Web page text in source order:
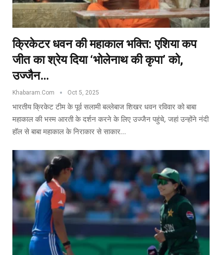
क्रिकेटर धवन की महाकाल भक्ति: एशिया कप
जीत का श्रेय दिया ‘भोलेनाथ की कृपा’ को,
उज्जैन…
Khabaram.Com Oct 5, 2025
भारतीय क्रिकेट टीम के पूर्व सलामी बल्लेबाज शिखर धवन रविवार को बाबा
महाकाल की भस्म आरती के दर्शन करने के लिए उज्जैन पहुंचे, जहां उन्होंने नंदी
हॉल से बाबा महाकाल के निराकार से साकार…